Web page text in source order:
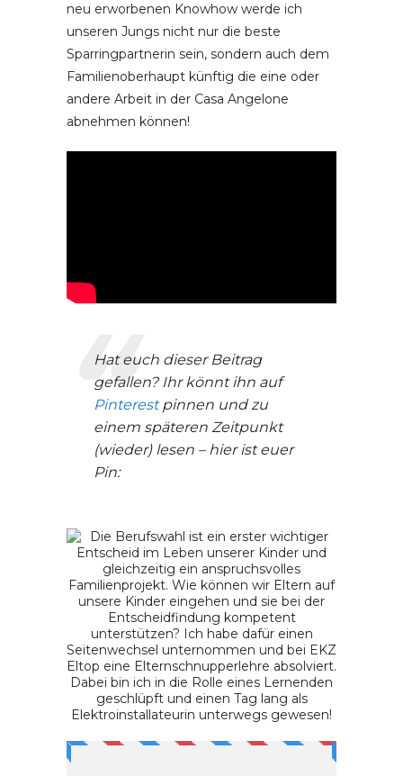
neu erworbenen Knowhow werde ich
unseren Jungs nicht nur die beste
Sparringpartnerin sein, sondern auch dem
Familienoberhaupt künftig die eine oder
andere Arbeit in der Casa Angelone
abnehmen können!
Hat euch dieser Beitrag
gefallen? Ihr könnt ihn auf
Pinterestpinnen und zu
einem späteren Zeitpunkt
(wieder) lesen – hier ist euer
Pin: